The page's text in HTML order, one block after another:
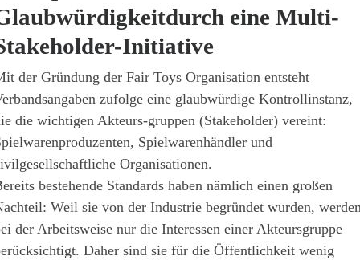
eine Multi-
Initiative
der Gründung der Fair Toys Organisation entsteht
zufolge eine glaubwürdige Kontrollinstanz,
die wichtigen Akteurs-gruppen (Stakeholder) vereint:
Spielwarenhändler und
Organisationen.
bestehende Standards haben nämlich einen großen
Weil sie von der Industrie begründet wurden,
der Arbeitsweise nur die Interessen einer Akteursgruppe
Daher sind sie für die Öffentlichkeit wenig